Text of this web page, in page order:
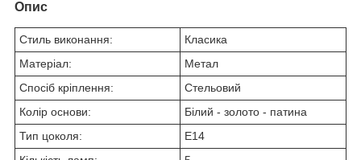
Опис
Стиль виконання:
Класика
Матеріал:
Метал
Спосіб кріплення:
Стельовий
Колір основи:
Білий - золото - патина
Тип цоколя:
E14